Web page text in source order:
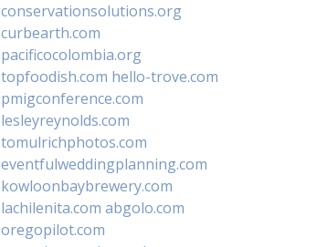
conservationsolutions.org
curbearth.com
pacificocolombia.org
topfoodish.com hello-trove.com
pmigconference.com
lesleyreynolds.com
tomulrichphotos.com
eventfulweddingplanning.com
kowloonbaybrewery.com
lachilenita.com abgolo.com
oregopilot.com